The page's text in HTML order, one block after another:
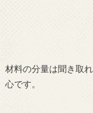
材料の分量は聞き取
心です。